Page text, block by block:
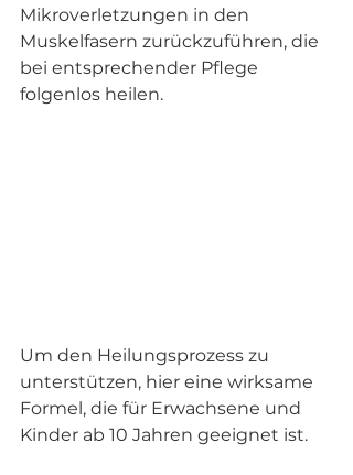
Mikroverletzungen in den
Muskelfasern zurückzuführen, die
bei entsprechender Pflege
folgenlos heilen.
Um den Heilungsprozess zu
unterstützen, hier eine wirksame
Formel, die für Erwachsene und
Kinder ab 10 Jahren geeignet ist.